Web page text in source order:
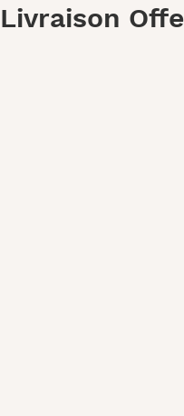
Livraison